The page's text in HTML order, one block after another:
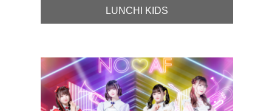
LUNCHI KIDS